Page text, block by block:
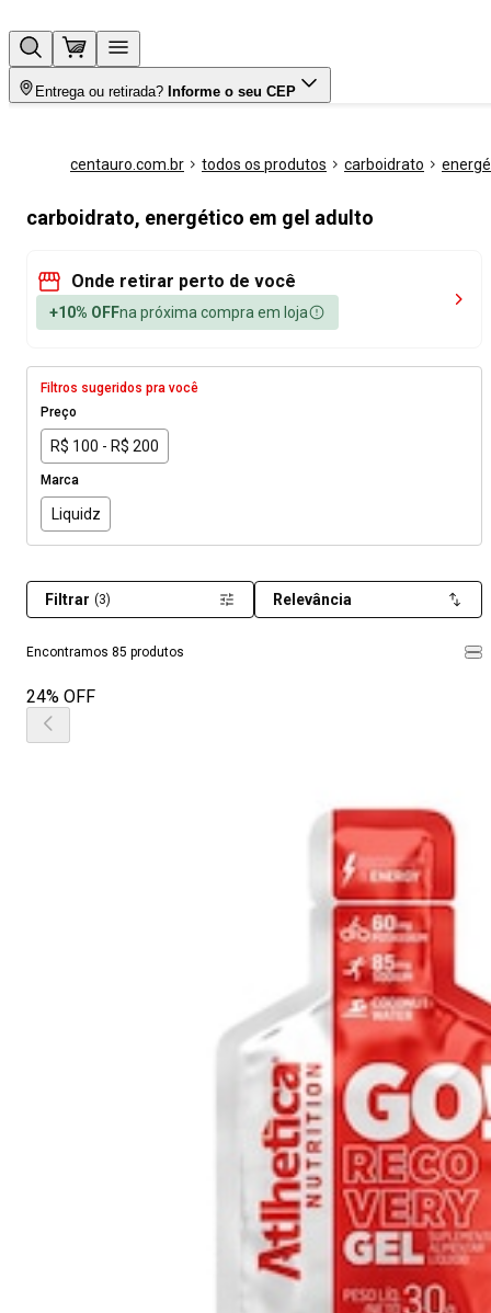
Entrega ou retirada? Informe o seu CEP
centauro.com.br todos os produtos carboidrato
carboidrato, energético em gel adulto
Onde retirar perto de você
+10% OFFna próxima compra em loja
Filtros sugeridos pra você
Preço
R$ 100 - R$ 200
Marca
Liquidz
Encontramos 85 produtos
Filtrar (3) Relevância
24% OFF